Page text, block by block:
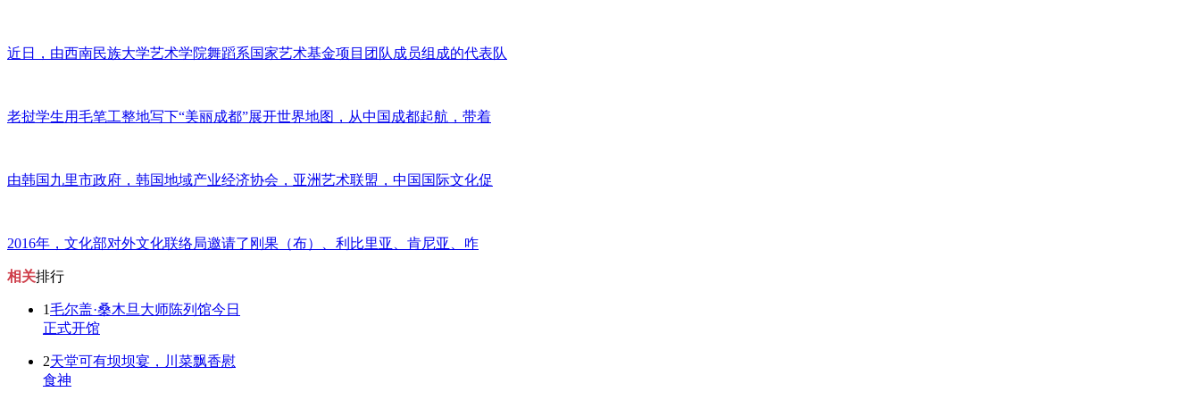
近日，由西南民族大学艺术学院舞蹈系国家艺术基金项目团队成员组成的代表队
老挝学生用毛笔工整地写下“美丽成都”展开世界地图，从中国成都起航，带着
由韩国九里市政府，韩国地域产业经济协会，亚洲艺术联盟，中国国际文化促
2016年，文化部对外文化联络局邀请了刚果（布）、利比里亚、肯尼亚、咋
相关排行
1毛尔盖·桑木旦大师陈列馆今日
正式开馆
2天堂可有坝坝宴，川菜飘香慰
食神